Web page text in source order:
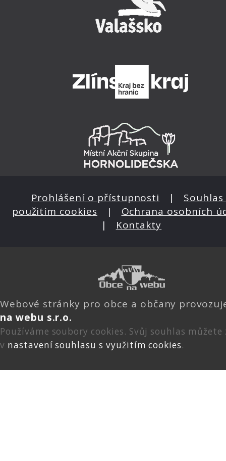
Prohlášení o přístupnosti | Souhlas
použitím cookies | Ochrana osobních
| Kontakty
Webové stránky pro obce a občany
na webu s.r.o.
Používáme soubory cookies. Svůj souhlas
v nastavení souhlasu s využitím cookies.